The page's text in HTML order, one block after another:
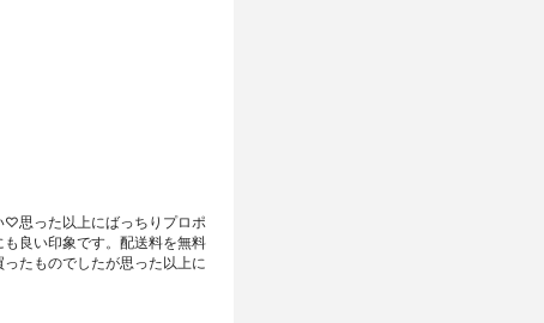
♡思った以上にばっちりプロポ
良い印象です。配送料を無料
たものでしたが思った以上に